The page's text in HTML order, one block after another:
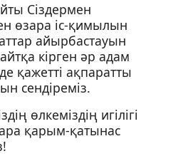
Сiздермен
өзара iс-қимылын
айырбастауын
кiрген әр адам
қажеттi ақпаратты
сендiремiз.
өлкемiздiң игiлiгi
қарым-қатынас